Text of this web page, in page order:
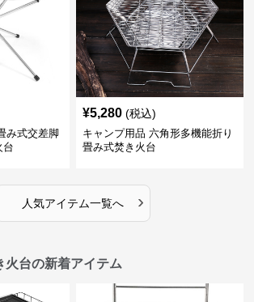
み式交差脚
台
¥5,280 (税込)
キャンプ用品 六角形多機能折り
畳み式焚き火台
人気アイテム一覧へ ›
火台の新着アイテム